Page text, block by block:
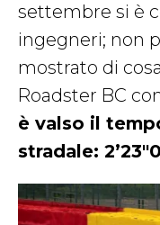
settembre si è
ingegneri; non
mostrato di
Roadster BC
è valso il
stradale: